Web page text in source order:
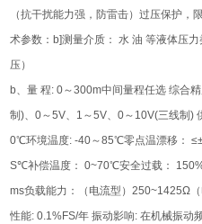
（抗干扰能力强，防雷击）过压保护
术参数：b]测量介质： 水 油 等液体压
压）
b、量 程: 0～300m中间量程任选 综合
制)、0～5V、1～5V、0～10V(三线制)
0℃环境温度: -40～85℃零点温漂移：
S℃补偿温度： 0~70℃安全过载：
ms负载能力：（电流型）250~1425Ω
性能: 0.1%FS/年 振动影响: 在机械振